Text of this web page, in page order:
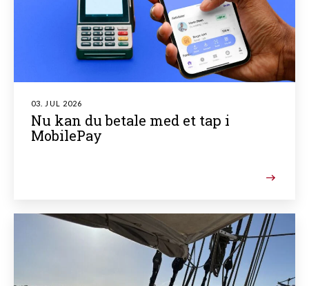
03. JUL 2026
Nu kan du betale med et tap i
MobilePay